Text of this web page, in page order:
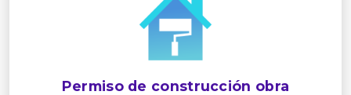
Permiso de construcción obra